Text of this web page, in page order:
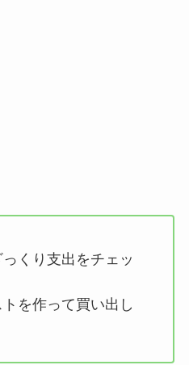
くり支出をチェッ
を作って買い出し